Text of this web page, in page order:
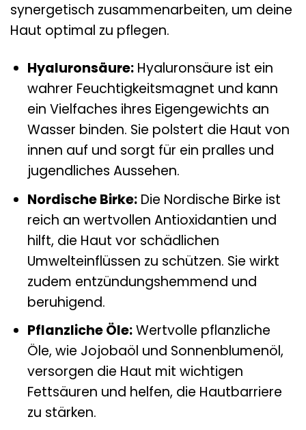
synergetisch zusammenarbeiten, um deine
Haut optimal zu pflegen.
Hyaluronsäure:Hyaluronsäure ist ein
wahrer Feuchtigkeitsmagnet und kann
ein Vielfaches ihres Eigengewichts an
Wasser binden. Sie polstert die Haut von
innen auf und sorgt für ein pralles und
jugendliches Aussehen.
Nordische Birke:Die Nordische Birke ist
reich an wertvollen Antioxidantien und
hilft, die Haut vor schädlichen
Umwelteinflüssen zu schützen. Sie wirkt
zudem entzündungshemmend und
beruhigend.
Pflanzliche Öle:Wertvolle pflanzliche
Öle, wie Jojobaöl und Sonnenblumenöl,
versorgen die Haut mit wichtigen
Fettsäuren und helfen, die Hautbarriere
zu stärken.